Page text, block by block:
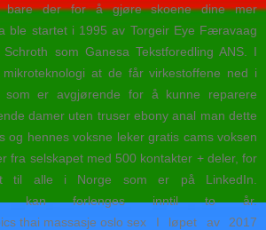
bare der for å gjøre skoene dine mer
ble startet i 1995 av Torgeir Eye Færavaag
som Ganesa Tekstforedling ANS. I
at de får virkestoffene ned i
som er avgjørende for å kunne reparere
damer uten truser ebony anal man dette
og hennes voksne leker gratis cams voksen
fra selskapet med 500 kontakter + deler, for
alle i Norge som er på LinkedIn.
kan forlenges inntil to år.
I løpet av 2017